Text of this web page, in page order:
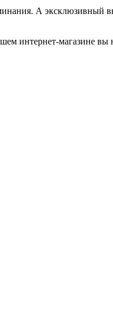
А эксклюзивный
интернет-магазине вы